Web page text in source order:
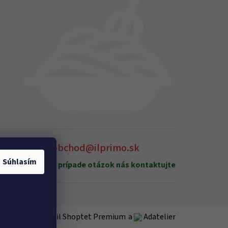
Súhlasím
875 258
sklad
obchod@ilprimo.sk
V prípade otázok nás kontaktujte
Vytvoril Shoptet Premium a Adatelier